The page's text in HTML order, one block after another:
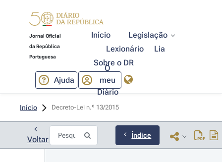
Jornal Oficial
da República
Portuguesa
Início
Legislação
Lexionário
Lia
Sobre o DR
Ajuda
O
meu
Diário
Início Decreto-Lei n.º 13/2015
Voltar Índice